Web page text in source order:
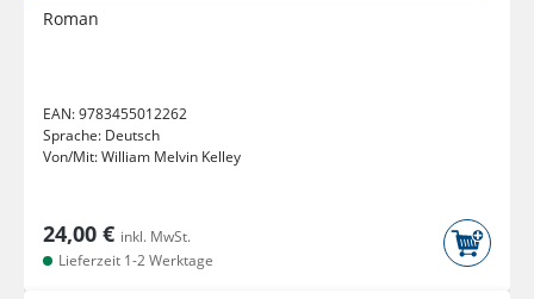
Roman
EAN:9783455012262
Sprache: Deutsch
Von/Mit:William Melvin Kelley
24,00 € inkl. MwSt.
Lieferzeit 1-2 Werktage